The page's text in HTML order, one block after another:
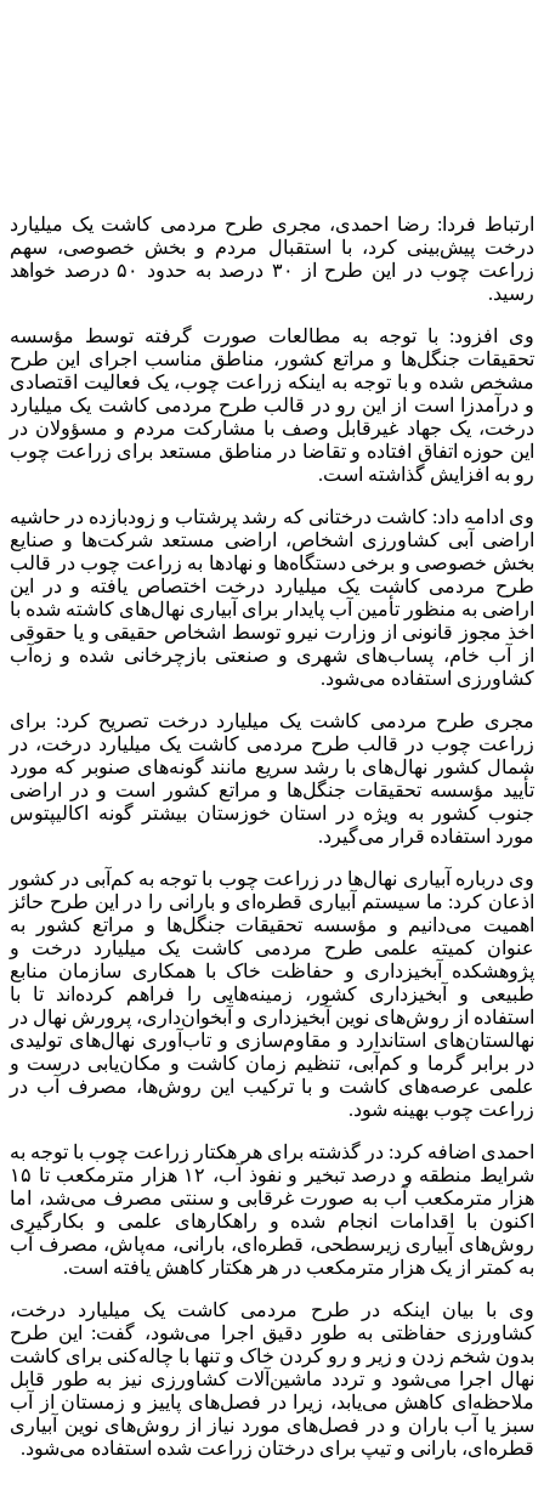
عنوان کمیته علمی طرح مردمی کاشت یک میلیارد درخت و
پژوهشکده آبخیزداری و حفاظت خاک با همکاری سازمان منابع
طبیعی و آبخیزداری کشور، زمینه‌هایی را فراهم کرده‌اند تا با
استفاده از روش‌های نوین آبخیزداری و آبخوان‌داری، پرورش نهال در
نهالستان‌های استاندارد و مقاوم‌سازی و تاب‌آوری نهال‌های تولیدی
در برابر گرما و کم‌آبی، تنظیم زمان کاشت و مکان‌یابی درست و
علمی عرصه‌های کاشت و با ترکیب این روش‌ها، مصرف آب در
زراعت چوب بهینه شود.
احمدی اضافه کرد: در گذشته برای هر هکتار زراعت چوب با توجه به
شرایط منطقه و درصد تبخیر و نفوذ آب، ۱۲ هزار مترمکعب تا ۱۵
هزار مترمکعب آب به صورت
اکنون با اقدامات انجام شده و راهکارهای علمی و بکارگیری
روش‌های آبیاری زیرسطحی، قطره‌ای، بارانی،مه‌پاش، مصرف آب
به کمتر از یک هزار مترمکعب در هر هکتار کاهش یافته است.
وی با بیان اینکه در طرح مردمی کاشت یک میلیارد درخت،
کشاورزی حفاظتی به طور دقیق اجرا می‌شود، گفت: این طرح
بدون شخم زدن و زیر و رو کردن خاک و تنها با چاله‌کنی برای کاشت
نهال اجرا می‌شود و تردد ماشین‌آلات کشاورزی نیز به طور قابل
ملاحظه‌ای کاهش می‌یابد، زیرا در فصل‌های پاییز و زمستان از آب
سبز یا آب باران و در فصل‌های مورد نیاز از روش‌های نوین آبیاری
قطره‌ای، بارانی و تیپ برای درختان زراعت شده استفاده می‌شود.
منبع:مهر
برچسب ها
رضا احمدی سازمان منابع طبیعی طرح زراعت چوب کاشت نهال و
درخت
آخرین اخبار
1 هفته پیش
کشف ۱۵۲ دستگاه ماینر غیرمجاز در لرستان
2 هفته پیش
شفاف‌سازی ۲۸ میلیارد یورو تعهدات ارزی
2 هفته پیش
اکیپ صیادان غیرمجاز ماهی در سنقروکلیایی
دستگیر شدند
2 هفته پیش
ماجرای پیشگویی صریح پیامبر(ع) درباره شهادت
عمار یاسر و عاقبت قاتلان او
2 هفته پیش
اعزام ۱۷۰ دستگاه ماشین‌آلات شهرداری تهران